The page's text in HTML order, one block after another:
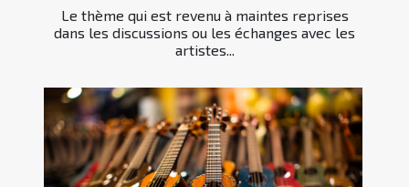
Le thème qui est revenu à maintes reprises
dans les discussions ou les échanges avec les
artistes...